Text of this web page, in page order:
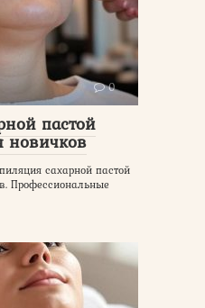
0
пастой
новичков
сахарной пастой
Профессиональные